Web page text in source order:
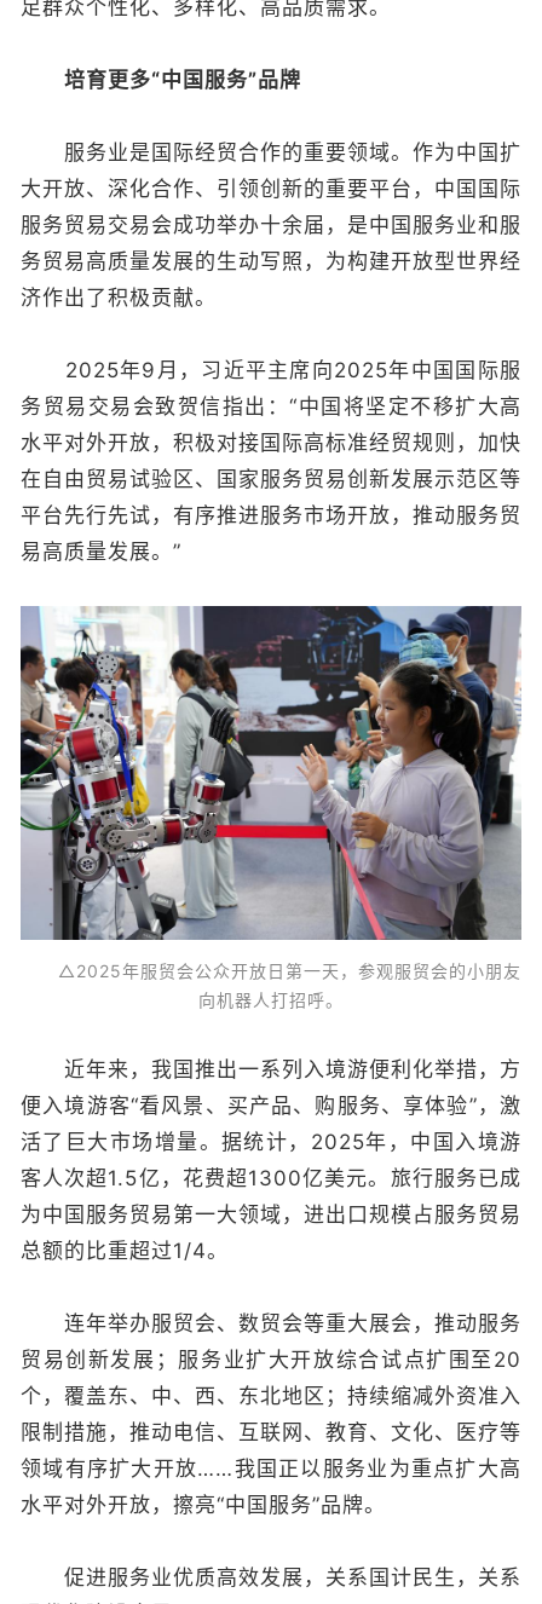
足群众个性化、多样化、高品质需求。
培育更多“中国服务”品牌
服务业是国际经贸合作的重要领域。作为中国扩
大开放、深化合作、引领创新的重要平台，中国国际
服务贸易交易会成功举办十余届，是中国服务业和服
务贸易高质量发展的生动写照，为构建开放型世界经
济作出了积极贡献。
2025年9月，习近平主席向2025年中国国际服
务贸易交易会致贺信指出：“中国将坚定不移扩大高
水平对外开放，积极对接国际高标准经贸规则，加快
在自由贸易试验区、国家服务贸易创新发展示范区等
平台先行先试，有序推进服务市场开放，推动服务贸
易高质量发展。”
△2025年服贸会公众开放日第一天，参观服贸会的小朋友
向机器人打招呼。
近年来，我国推出一系列入境游便利化举措，方
便入境游客“看风景、买产品、购服务、享体验”，激
活了巨大市场增量。据统计，2025年，中国入境游
客人次超1.5亿，花费超1300亿美元。旅行服务已成
为中国服务贸易第一大领域，进出口规模占服务贸易
总额的比重超过1/4。
连年举办服贸会、数贸会等重大展会，推动服务
贸易创新发展；服务业扩大开放综合试点扩围至20
个，覆盖东、中、西、东北地区；持续缩减外资准入
限制措施，推动电信、互联网、教育、文化、医疗等
领域有序扩大开放……我国正以服务业为重点扩大高
水平对外开放，擦亮“中国服务”品牌。
促进服务业优质高效发展，关系国计民生，关系